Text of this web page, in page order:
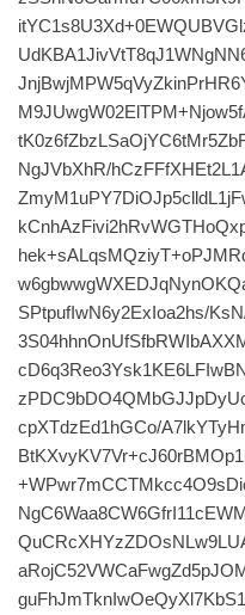
NgJVbXhR/
SPtpufIwN6y2ExIoa2hs/
cpXTdzEd1hGCo/